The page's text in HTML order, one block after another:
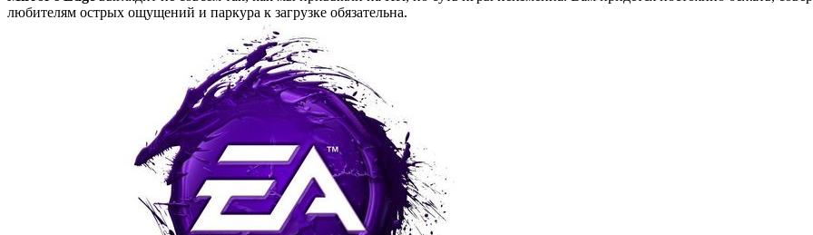
любителям острых ощущений и паркура к загрузке обязательна.